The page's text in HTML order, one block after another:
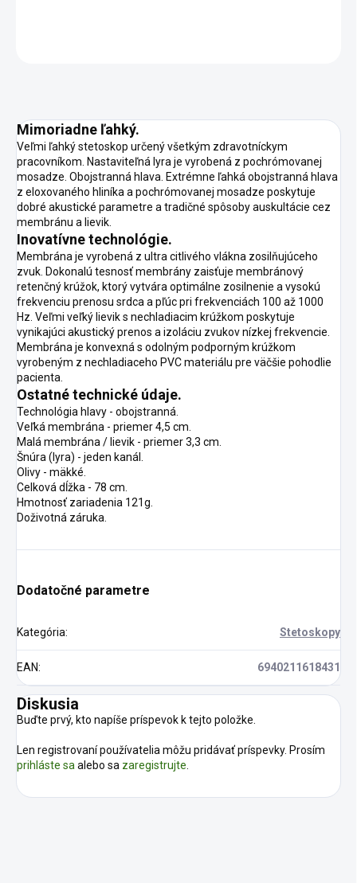
Mimoriadne ľahký.
Veľmi ľahký stetoskop určený všetkým zdravotníckym
pracovníkom. Nastaviteľná lyra je vyrobená z pochrómovanej
mosadze. Obojstranná hlava. Extrémne ľahká obojstranná hlava
z eloxovaného hliníka a pochrómovanej mosadze poskytuje
dobré akustické parametre a tradičné spôsoby auskultácie cez
membránu a lievik.
Inovatívne technológie.
Membrána je vyrobená z ultra citlivého vlákna zosilňujúceho
zvuk. Dokonalú tesnosť membrány zaisťuje membránový
retenčný krúžok, ktorý vytvára optimálne zosilnenie a vysokú
frekvenciu prenosu srdca a pľúc pri frekvenciách 100 až 1000
Hz. Veľmi veľký lievik s nechladiacim krúžkom poskytuje
vynikajúci akustický prenos a izoláciu zvukov nízkej frekvencie.
Membrána je konvexná s odolným podporným krúžkom
vyrobeným z nechladiaceho PVC materiálu pre väčšie pohodlie
pacienta.
Ostatné technické údaje.
Technológia hlavy - obojstranná.
Veľká membrána - priemer 4,5 cm.
Malá membrána / lievik - priemer 3,3 cm.
Šnúra (lyra) - jeden kanál.
Olivy - mäkké.
Celková dĺžka - 78 cm.
Hmotnosť zariadenia 121g.
Doživotná záruka.
Dodatočné parametre
Kategória: Stetoskopy
EAN: 6940211618431
Diskusia
Buďte prvý, kto napíše príspevok k tejto položke.
Len registrovaní používatelia môžu pridávať príspevky. Prosím
prihláste saalebo sa zaregistrujte.